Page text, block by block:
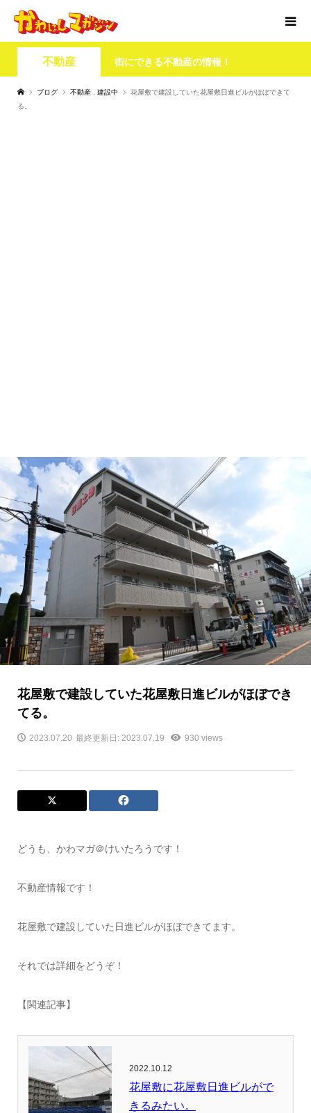
不動産 街にできる不動産の情報！
ブログ 不動産 建設中
花屋敷で建設していた花屋敷日進ビルがほぼできて
る。
花屋敷で建設していた花屋敷日進ビルがほぼでき
てる。
2023.07.20 最終更新日: 2023.07.19 930 views
どうも、かわマガ＠けいたろうです！
不動産情報です！
花屋敷で建設していた日進ビルがほぼできてます。
それでは詳細をどうぞ！
【関連記事】
2022.10.12
花屋敷に花屋敷日進ビルがで
きるみたい。